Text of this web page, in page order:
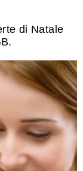
di Natale